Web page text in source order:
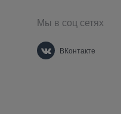
Мы в соц сетях
ВКонтакте